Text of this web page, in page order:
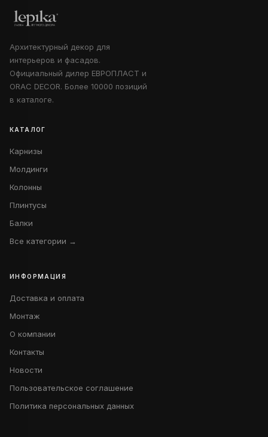
Архитектурный декор для
интерьеров и фасадов.
Официальный дилер ЕВРОПЛАСТ и
ORAC DECOR. Более 10000 позиций
в каталоге.
КАТАЛОГ
Карнизы
Молдинги
Колонны
Плинтусы
Балки
Все категории →
ИНФОРМАЦИЯ
Доставка и оплата
Монтаж
О компании
Контакты
Новости
Пользовательское соглашение
Политика персональных данных